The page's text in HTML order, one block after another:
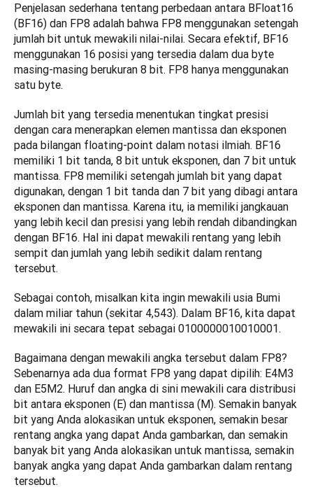
Penjelasan sederhana tentang perbedaan antara BFloat16
(BF16) dan FP8 adalah bahwa FP8 menggunakan setengah
jumlah bit untuk mewakili nilai-nilai. Secara efektif, BF16
menggunakan 16 posisi yang tersedia dalam dua byte
masing-masing berukuran 8 bit. FP8 hanya menggunakan
satu byte.
Jumlah bit yang tersedia menentukan tingkat presisi
dengan cara menerapkan elemen mantissa dan eksponen
pada bilangan floating-point dalam notasi ilmiah. BF16
memiliki 1 bit tanda, 8 bit untuk eksponen, dan 7 bit untuk
mantissa. FP8 memiliki setengah jumlah bit yang dapat
digunakan, dengan 1 bit tanda dan 7 bit yang dibagi antara
eksponen dan mantissa. Karena itu, ia memiliki jangkauan
yang lebih kecil dan presisi yang lebih rendah dibandingkan
dengan BF16. Hal ini dapat mewakili rentang yang lebih
sempit dan jumlah yang lebih sedikit dalam rentang
tersebut.
Sebagai contoh, misalkan kita ingin mewakili usia Bumi
dalam miliar tahun (sekitar 4,543). Dalam BF16, kita dapat
mewakili ini secara tepat sebagai 0100000010010001.
Bagaimana dengan mewakili angka tersebut dalam FP8?
Sebenarnya ada dua format FP8 yang dapat dipilih: E4M3
dan E5M2. Huruf dan angka di sini mewakili cara distribusi
bit antara eksponen (E) dan mantissa (M). Semakin banyak
bit yang Anda alokasikan untuk eksponen, semakin besar
rentang angka yang dapat Anda gambarkan, dan semakin
banyak bit yang Anda alokasikan untuk mantissa, semakin
banyak angka yang dapat Anda gambarkan dalam rentang
tersebut.